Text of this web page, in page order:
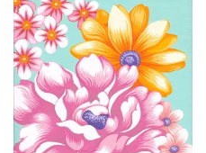
て表面に保護剤などを使用して
スフレームなどの額装を推奨
recommend framing it in a